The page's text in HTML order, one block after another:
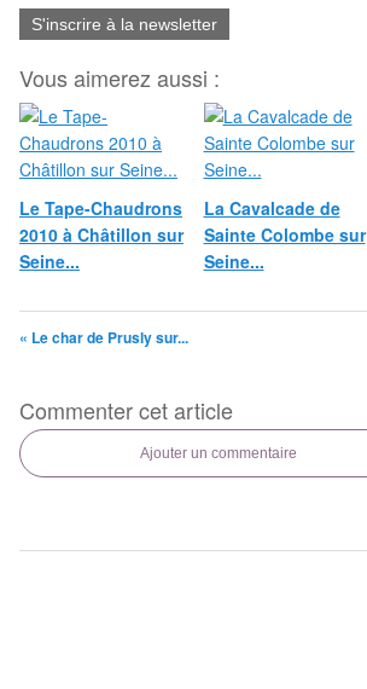
S'inscrire à la newsletter
Vous aimerez aussi :
Le Tape-Chaudrons
2010 à Châtillon sur
Seine...
La Cavalcade de
Sainte Colombe sur
Seine...
« Le char de Prusly sur...
Commenter cet article
Ajouter un commentaire